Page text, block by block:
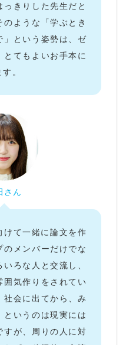
っきりした先生だと
ような「学ぶとき
」という姿勢は、ゼ
とてもよいお手本に
。
さん
けて一緒に論文を作
のメンバーだけでな
ろな人と交流し、
囲気作りをされてい
社会に出てから、み
というのは現実には
すが、周りの人に対